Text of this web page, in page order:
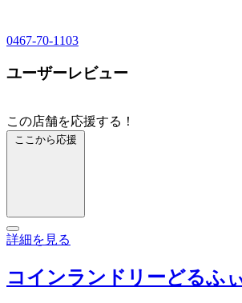
0467-70-1103
ユーザーレビュー
この店舗を応援する！
ここから応援
詳細を見る
コインランドリーどるふ